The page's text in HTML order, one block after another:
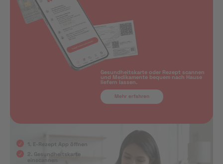
Gesundheitskarte oder Rezept scannen
und Medikamente bequem nach Hause
liefern lassen.
Mehr erfahren
1. E-Rezept App öffnen
2. Gesundheitskarte
einscannen